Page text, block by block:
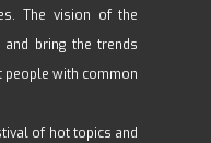
The vision of the
bring the trends
people with common
of hot topics and